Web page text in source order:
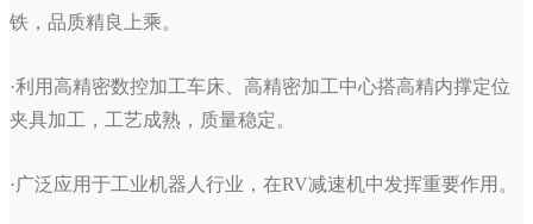
铁，品质精良上乘。
·利用高精密数控加工车床、高精密加工中心搭高精内撑定位
夹具加工，工艺成熟，质量稳定。
·广泛应用于工业机器人行业，在RV减速机中发挥重要作用。